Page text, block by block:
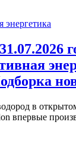
энергетика
в
впервые